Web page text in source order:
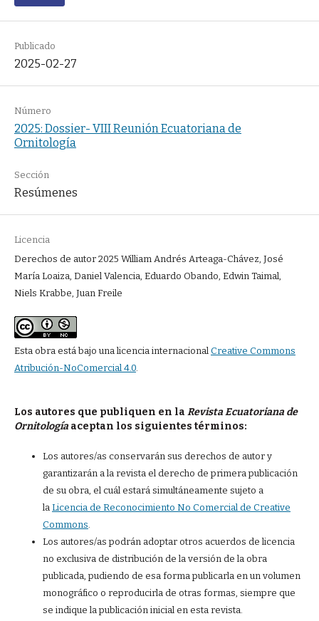
Publicado
2025-02-27
Número
2025: Dossier- VIII Reunión Ecuatoriana de
Ornitología
Sección
Resúmenes
Licencia
Derechos de autor 2025 William Andrés Arteaga-Chávez, José
María Loaiza, Daniel Valencia, Eduardo Obando, Edwin Taimal,
Niels Krabbe, Juan Freile
Esta obra está bajo una licencia internacional Creative Commons
Atribución-NoComercial 4.0.
Los autores que publiquen en la Revista Ecuatoriana de
Ornitologíaaceptan los siguientes términos:
Los autores/as conservarán sus derechos de autor y
garantizarán a la revista el derecho de primera publicación
de su obra, el cuál estará simultáneamente sujeto a
la Licencia de Reconocimiento No Comercial de Creative
Commons.
Los autores/as podrán adoptar otros acuerdos de licencia
no exclusiva de distribución de la versión de la obra
publicada, pudiendo de esa forma publicarla en un volumen
monográfico o reproducirla de otras formas, siempre que
se indique la publicación inicial en esta revista.